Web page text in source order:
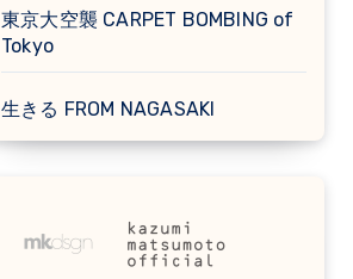
東京大空襲 CARPET BOMBING of
Tokyo
生きる FROM NAGASAKI